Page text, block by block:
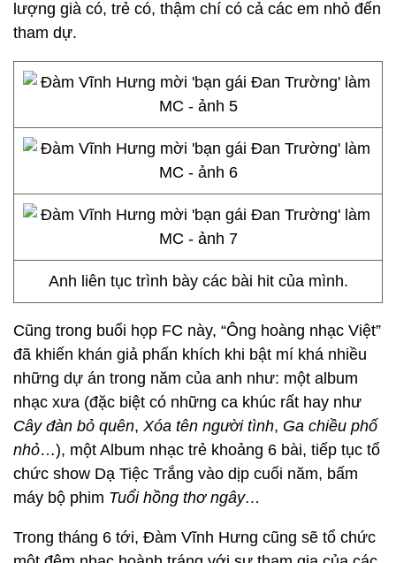
lượng già có, trẻ có, thậm chí có cả các em nhỏ đến
tham dự.
Anh liên tục trình bày các bài hit của mình.
Cũng trong buổi họp FC này, “Ông hoàng nhạc Việt”
đã khiến khán giả phấn khích khi bật mí khá nhiều
những dự án trong năm của anh như: một album
nhạc xưa (đặc biệt có những ca khúc rất hay như
Cây đàn bỏ quên, Xóa tên người tình, Ga chiều phố
nhỏ…), một Album nhạc trẻ khoảng 6 bài, tiếp tục tổ
chức show Dạ Tiệc Trắng vào dịp cuối năm, bấm
máy bộ phim Tuổi hồng thơ ngây…
Trong tháng 6 tới, Đàm Vĩnh Hưng cũng sẽ tổ chức